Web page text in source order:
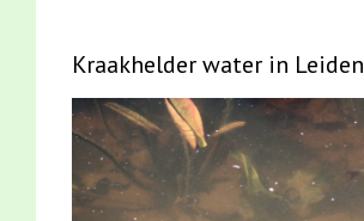
Kraakhelder water in Leiden